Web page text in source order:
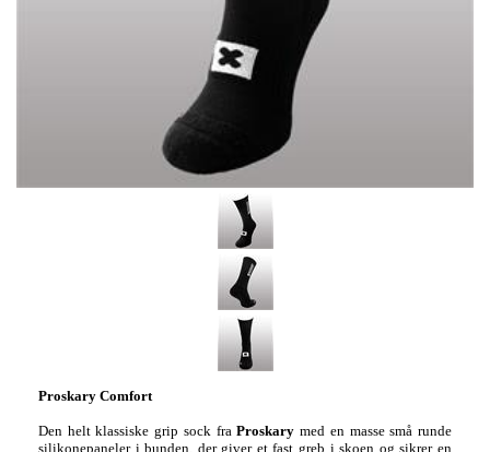
Proskary Comfort
Den helt klassiske grip sock fraProskary med en masse små runde
silikonepaneler i bunden, der giver et fast greb i skoen og sikrer en